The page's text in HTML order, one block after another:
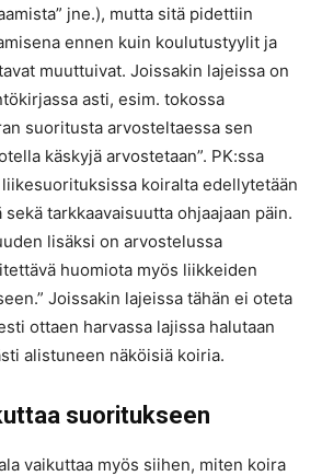
jne.), mutta sitä pidettiin
ennen kuin koulutustyylit ja
muuttuivat. Joissakin lajeissa on
asti, esim. tokossa
suoritusta arvosteltaessa sen
käskyjä arvostetaan”. PK:ssa
liikesuorituksissa koiralta edellytetään
tarkkaavaisuutta ohjaajaan päin.
lisäksi on arvostelussa
huomiota myös liikkeiden
Joissakin lajeissa tähän ei oteta
ottaen harvassa lajissa halutaan
alistuneen näköisiä koiria.
suoritukseen
vaikuttaa myös siihen, miten koira